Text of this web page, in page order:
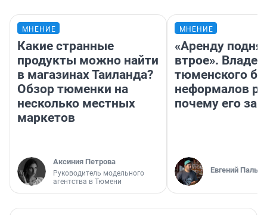
МНЕНИЕ
Какие странные
продукты можно найти
в магазинах Таиланда?
Обзор тюменки на
несколько местных
маркетов
Аксиния Петрова
Руководитель модельного
агентства в Тюмени
МНЕНИЕ
«Аренду
втрое».
тюменского
неформалов
почему его
Евгений